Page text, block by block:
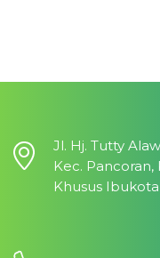
Jl. Hj. Tutty
Kec.
Khusus